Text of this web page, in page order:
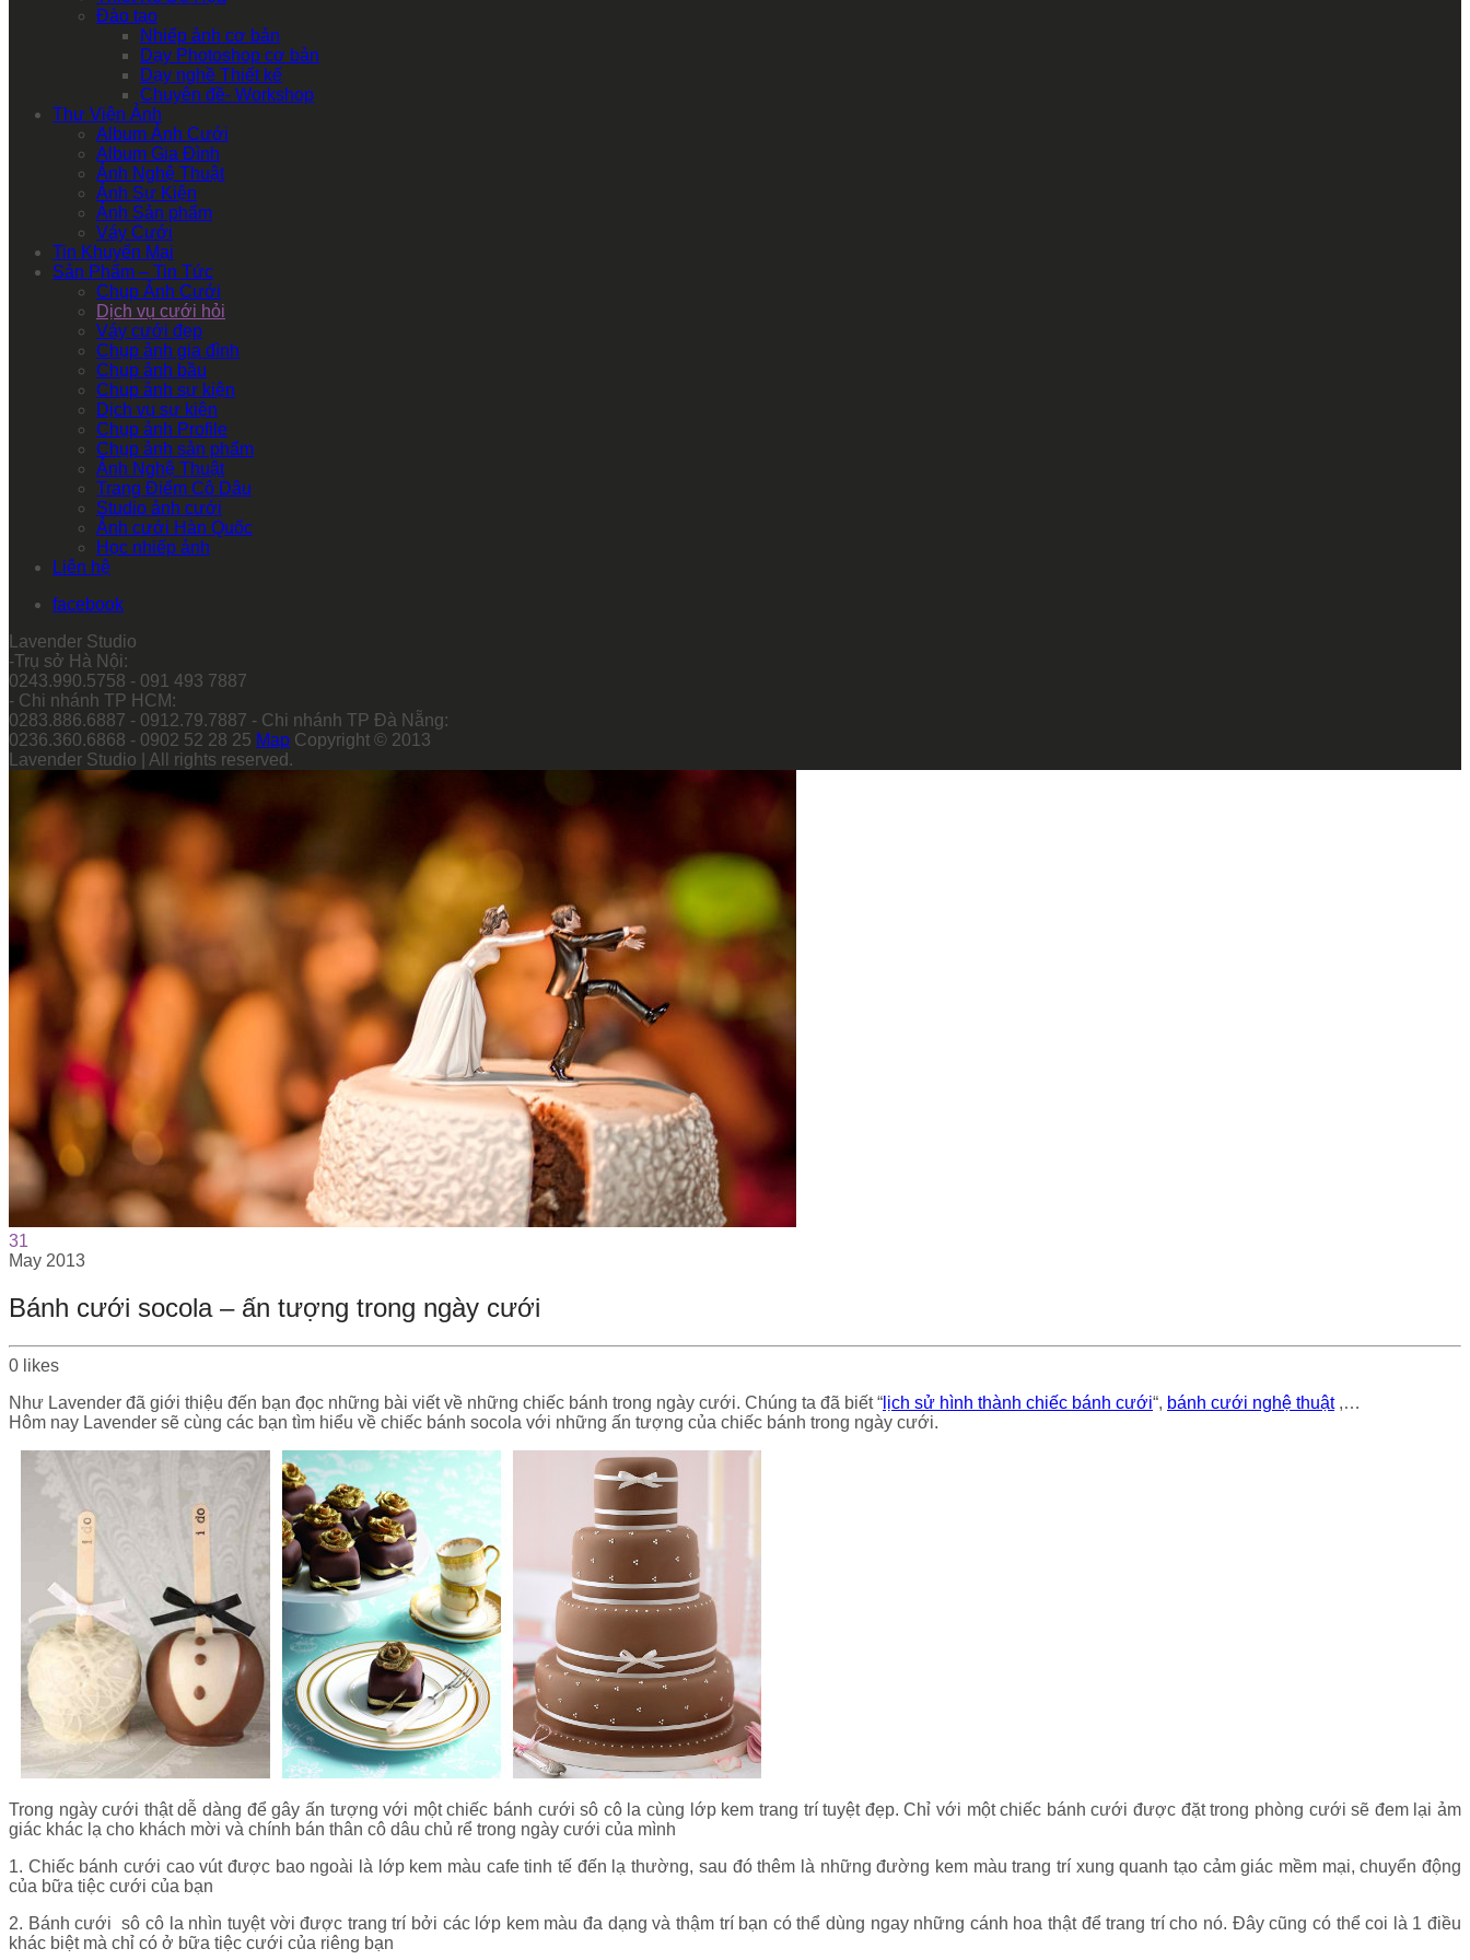
Đào tạo
Nhiếp ảnh cơ bản
Dạy Photoshop cơ bản
Dạy nghề Thiết kế
Chuyên đề- Workshop
Thư Viện Ảnh
Album Ảnh Cưới
Album Gia Đình
Ảnh Nghệ Thuật
Ảnh Sự Kiện
Ảnh Sản phẩm
Váy Cưới
Tin Khuyến Mại
Sản Phẩm – Tin Tức
Chụp Ảnh Cưới
Dịch vụ cưới hỏi
Váy cưới đẹp
Chụp ảnh gia đình
Chụp ảnh bầu
Chụp ảnh sự kiện
Dịch vụ sự kiện
Chụp ảnh Profile
Chụp ảnh sản phẩm
Ảnh Nghệ Thuật
Trang Điểm Cô Dâu
Studio ảnh cưới
Ảnh cưới Hàn Quốc
Học nhiếp ảnh
Liên hệ
facebook
Lavender Studio
-Trụ sở Hà Nội:
0243.990.5758 - 091 493 7887
- Chi nhánh TP HCM:
0283.886.6887 - 0912.79.7887 - Chi nhánh TP Đà Nẵng:
0236.360.6868 - 0902 52 28 25 Map Copyright © 2013
Lavender Studio | All rights reserved.
31
May 2013
Bánh cưới socola – ấn tượng trong ngày cưới
0 likes
Như Lavender đã giới thiệu đến bạn đọc những bài viết về những chiếc bánh trong ngày cưới. Chúng ta đã biết “ lịch sử hình thành chiếc bánh cưới“, bánh cưới nghệ thuật,…
Hôm nay Lavender sẽ cùng các bạn tìm hiểu về chiếc bánh socola với những ấn tượng của chiếc bánh trong ngày cưới.
Trong ngày cưới thật dễ dàng để gây ấn tượng với một chiếc bánh cưới sô cô la cùng lớp kem trang trí tuyệt đẹp. Chỉ với một chiếc bánh cưới được đặt trong phòng cưới sẽ đem lại ảm
giác khác lạ cho khách mời và chính bán thân cô dâu chủ rể trong ngày cưới của mình
1. Chiếc bánh cưới cao vút được bao ngoài là lớp kem màu cafe tinh tế đến lạ thường, sau đó thêm là những đường kem màu trang trí xung quanh tạo cảm giác mềm mại, chuyển động
của bữa tiệc cưới của bạn
2. Bánh cưới sô cô la nhìn tuyệt vời được trang trí bởi các lớp kem màu đa dạng và thậm trí bạn có thể dùng ngay những cánh hoa thật để trang trí cho nó. Đây cũng có thể coi là 1 điều
khác biệt mà chỉ có ở bữa tiệc cưới của riêng bạn